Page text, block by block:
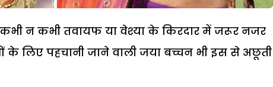
कभी न कभी तवायफ या वेश्या के किरदार में जरूर नजर
लिए पहचानी जाने वाली जया बच्चन भी इस से अछूती